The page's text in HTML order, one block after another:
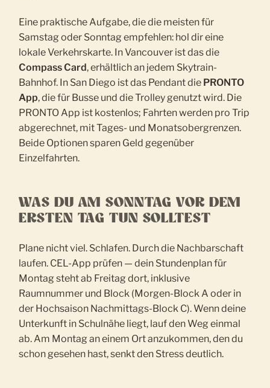
Eine praktische Aufgabe, die die meisten für
Samstag oder Sonntag empfehlen: hol dir eine
lokale Verkehrskarte. In Vancouver ist das die
Compass Card, erhältlich an jedem Skytrain-
Bahnhof. In San Diego ist das Pendant die PRONTO
App, die für Busse und die Trolley genutzt wird. Die
PRONTO App ist kostenlos; Fahrten werden pro Trip
abgerechnet, mit Tages- und Monatsobergrenzen.
Beide Optionen sparen Geld gegenüber
Einzelfahrten.
WAS DU AM SONNTAG VOR DEM
ERSTEN TAG TUN SOLLTEST
Plane nicht viel. Schlafen. Durch die Nachbarschaft
laufen. CEL-App prüfen — dein Stundenplan für
Montag steht ab Freitag dort, inklusive
Raumnummer und Block (Morgen-Block A oder in
der Hochsaison Nachmittags-Block C). Wenn deine
Unterkunft in Schulnähe liegt, lauf den Weg einmal
ab. Am Montag an einem Ort anzukommen, den du
schon gesehen hast, senkt den Stress deutlich.